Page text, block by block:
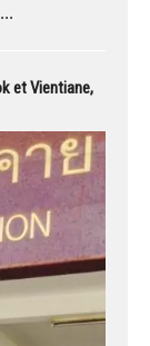
et Vientiane,